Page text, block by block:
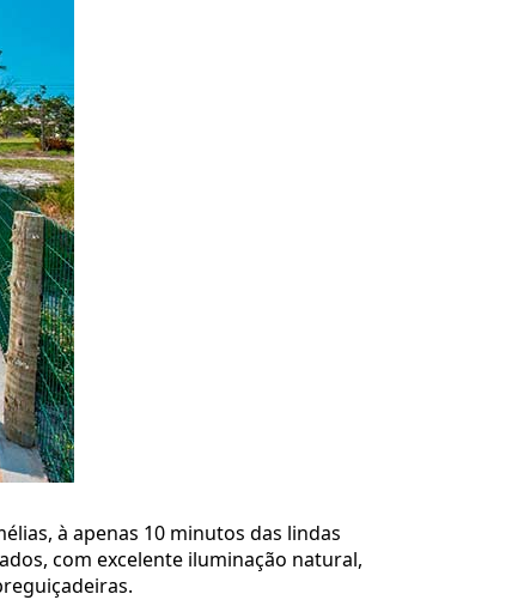
à apenas 10 minutos das lindas
com excelente iluminação natural,